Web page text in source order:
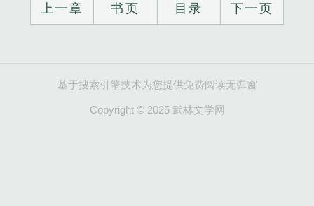
上一章 书页 目录 下一页
基于搜索引擎技术为您提供免费阅读无弹窗
Copyright © 2025 武林文学网